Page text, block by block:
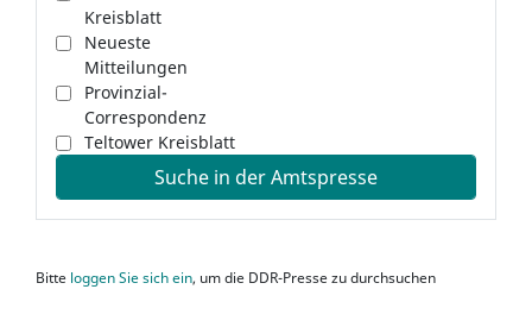
Kreisblatt
Neueste
Mitteilungen
Provinzial-
Correspondenz
Teltower Kreisblatt
Suche in der Amtspresse
Bitte loggen Sie sich ein, um die DDR-Presse zu durchsuchen